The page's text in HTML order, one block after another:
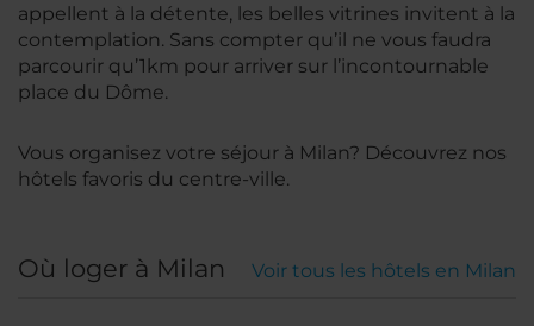
appellent à la détente, les belles vitrines invitent à la
contemplation. Sans compter qu’il ne vous faudra
parcourir qu’1km pour arriver sur l’incontournable
place du Dôme.
Vous organisez votre séjour à Milan? Découvrez nos
hôtels favoris du centre-ville.
Où loger à Milan Voir tous les hôtels en Milan